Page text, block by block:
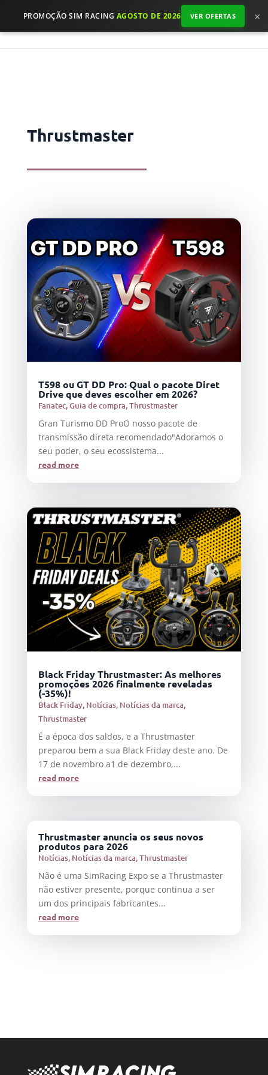
PROMOÇÃO SIM RACING AGOSTO DE 2026 VER OFERTAS ×
Thrustmaster
T598 ou GT DD Pro: Qual o pacote Diret
Drive que deves escolher em 2026?
Fanatec,Guia de compra,Thrustmaster
Gran Turismo DD ProO nosso pacote de
transmissão direta recomendado"Adoramos o
seu poder, o seu ecossistema...
read more
Black Friday Thrustmaster: As melhores
promoções 2026 finalmente reveladas
(-35%)!
Black Friday, Notícias, Notícias da marca,
Thrustmaster
É a época dos saldos, e a Thrustmaster
preparou bem a sua Black Friday deste ano. De
17 de novembro a1 de dezembro,...
read more
Thrustmaster anuncia os seus novos
produtos para 2026
Notícias, Notícias da marca,Thrustmaster
Não é uma SimRacing Expo se a Thrustmaster
não estiver presente, porque continua a ser
um dos principais fabricantes...
read more